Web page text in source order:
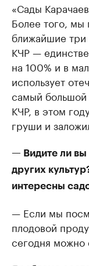
«Сады
Более того, мы
ближайшие три
КЧР —
на 100% и в
использует
самый большой
КЧР, в этом
груши и
— Видите ли вы
других
интересны
— Если мы
плодовой
сегодня можно